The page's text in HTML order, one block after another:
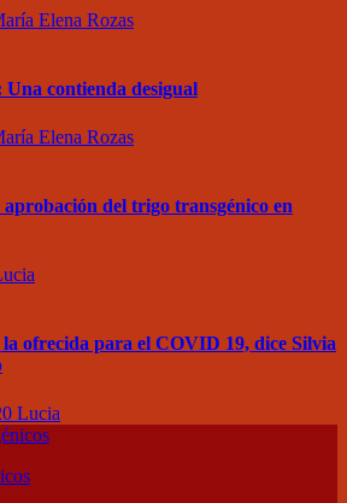
Elena Rozas
Una contienda desigual
Elena Rozas
del trigo transgénico en
la ofrecida para el COVID 19, dice Silvia
Lucia